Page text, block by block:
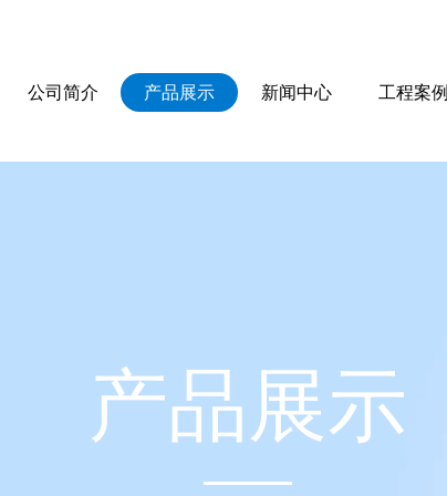
公司简介 产品展示 新闻中心 工程案例
产品展示